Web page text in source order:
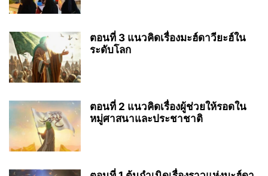
ตอนที่ 3 แนวคิดเรื่องมะฮ์ดาวียะฮ์ใน
ระดับโลก
ตอนที่ 2 แนวคิดเรื่องผู้ช่วยให้รอดใน
หมู่ศาสนาและประชาชาติ